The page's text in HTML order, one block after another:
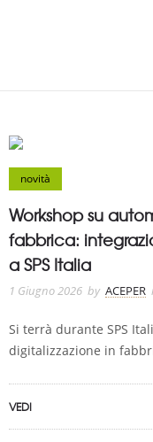
novità
Workshop su
fabbrica:
a SPS Italia
1 Giugno 2026 by ACEPER
Si terrà durante SPS
digitalizzazione in
VEDI